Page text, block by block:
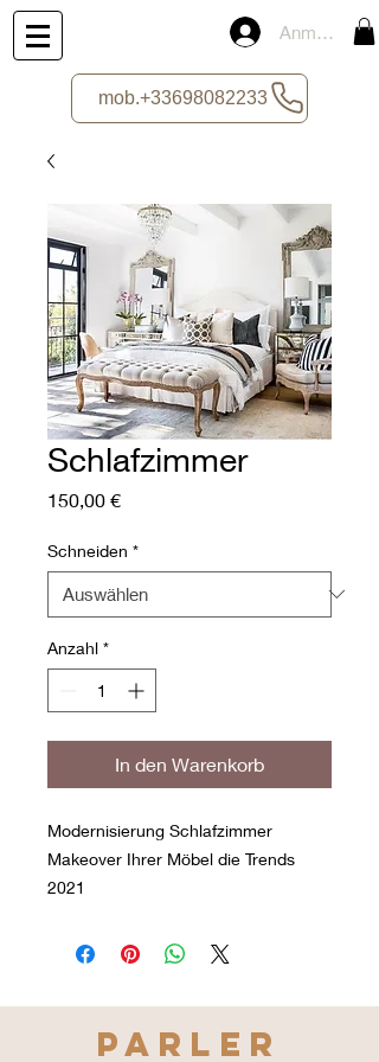
Anmelden
mob.+33698082233
Schlafzimmer
150,00 €Preis
Schneiden *
Anzahl *
In den Warenkorb
Modernisierung Schlafzimmer
Makeover Ihrer Möbel die Trends
2021
PARLER